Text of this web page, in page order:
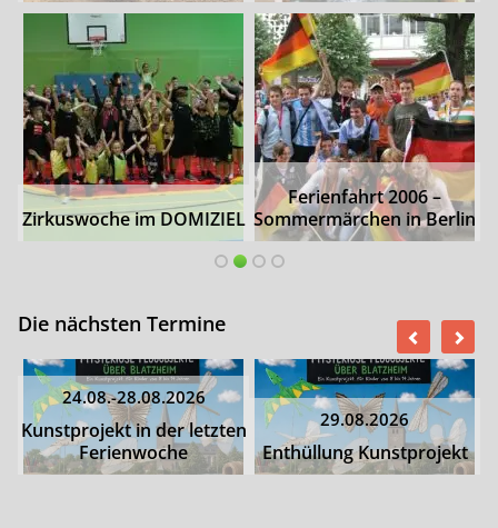
Zirkuswoche im DOMIZIEL
Ferienfahrt 2006 –
Sommermärchen in Berlin
Die nächsten Termine
24.08.-28.08.2026
Kunstprojekt in der letzten
Ferienwoche
29.08.2026
Enthüllung Kunstprojekt